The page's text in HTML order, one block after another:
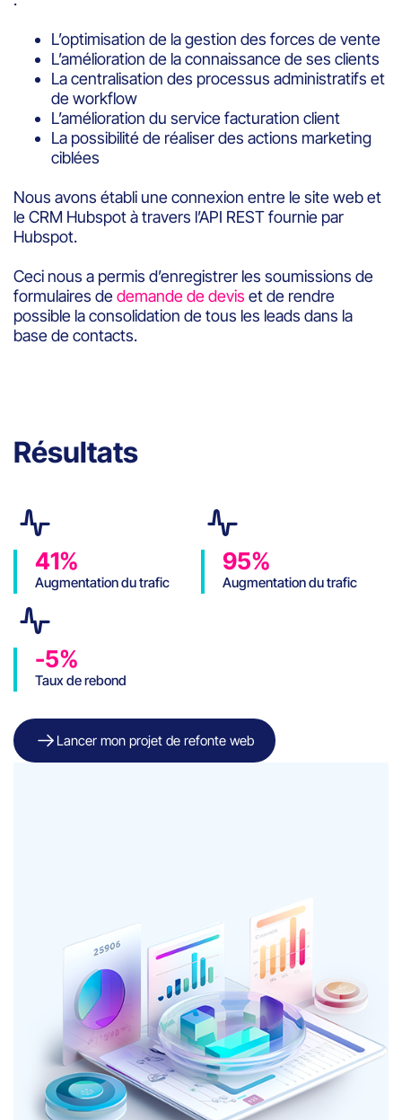
L’optimisation de la gestion des forces de vente
L’amélioration de la connaissance de ses clients
La centralisation des processus administratifs et
de workflow
L’amélioration du service facturation client
La possibilité de réaliser des actions marketing
ciblées
Nous avons établi une connexion entre le site web et
le CRM Hubspot à travers l’API REST fournie par
Hubspot.
Ceci nous a permis d’enregistrer les soumissions de
formulaires dedemande de devis et de rendre
possible la consolidation de tous les leads dans la
base de contacts.
Résultats
41%
Augmentation du trafic
95%
Augmentation du trafic
-5%
Taux de rebond
Lancer mon projet de refonte web